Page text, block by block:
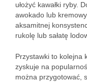
ułożyć kawałki ryby.
awokado lub
aksamitnej
rukolę lub sałatę
Przystawki to kolejna
zyskuje na
można przygotować,